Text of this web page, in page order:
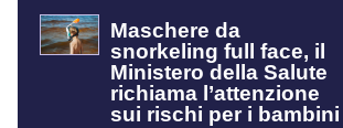
Maschere da
snorkeling full face, il
Ministero della Salute
richiama l’attenzione
sui rischi per i bambini